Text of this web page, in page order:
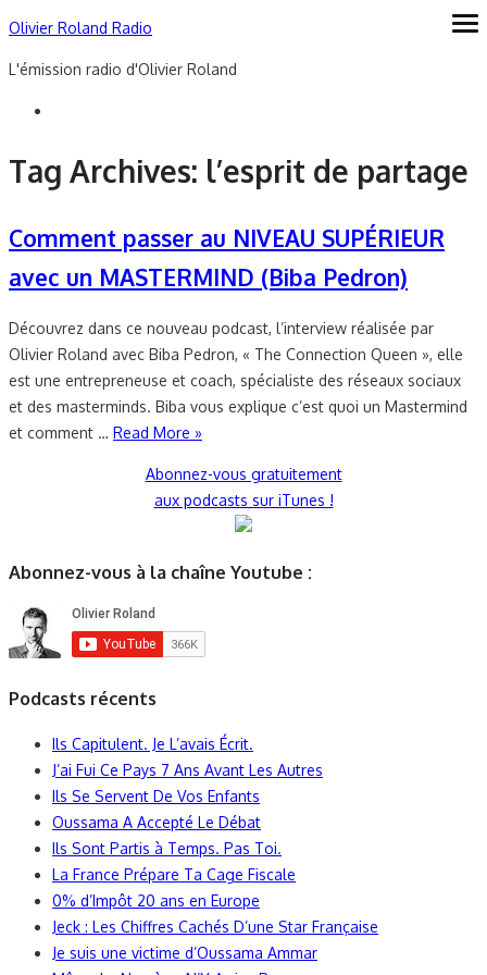
Skip
content
Olivier Roland Radio
L'émission radio d'Olivier Roland
Tag Archives: l’esprit de partage
Comment passer au NIVEAU SUPÉRIEUR
avec un MASTERMIND (Biba Pedron)
Découvrez dans ce nouveau podcast, l’interview réalisée par
Olivier Roland avec Biba Pedron, « The Connection Queen », elle
est une entrepreneuse et coach, spécialiste des réseaux sociaux
et des masterminds. Biba vous explique c’est quoi un Mastermind
et comment … Read More »
Abonnez-vous gratuitement
aux podcasts sur iTunes !
Abonnez-vous à la chaîne Youtube :
Podcasts récents
Ils Capitulent. Je L’avais Écrit.
J’ai Fui Ce Pays 7 Ans Avant Les Autres
Ils Se Servent De Vos Enfants
Oussama A Accepté Le Débat
Ils Sont Partis à Temps. Pas Toi.
La France Prépare Ta Cage Fiscale
0% d’Impôt 20 ans en Europe
Jeck : Les Chiffres Cachés D’une Star Française
Je suis une victime d’Oussama Ammar